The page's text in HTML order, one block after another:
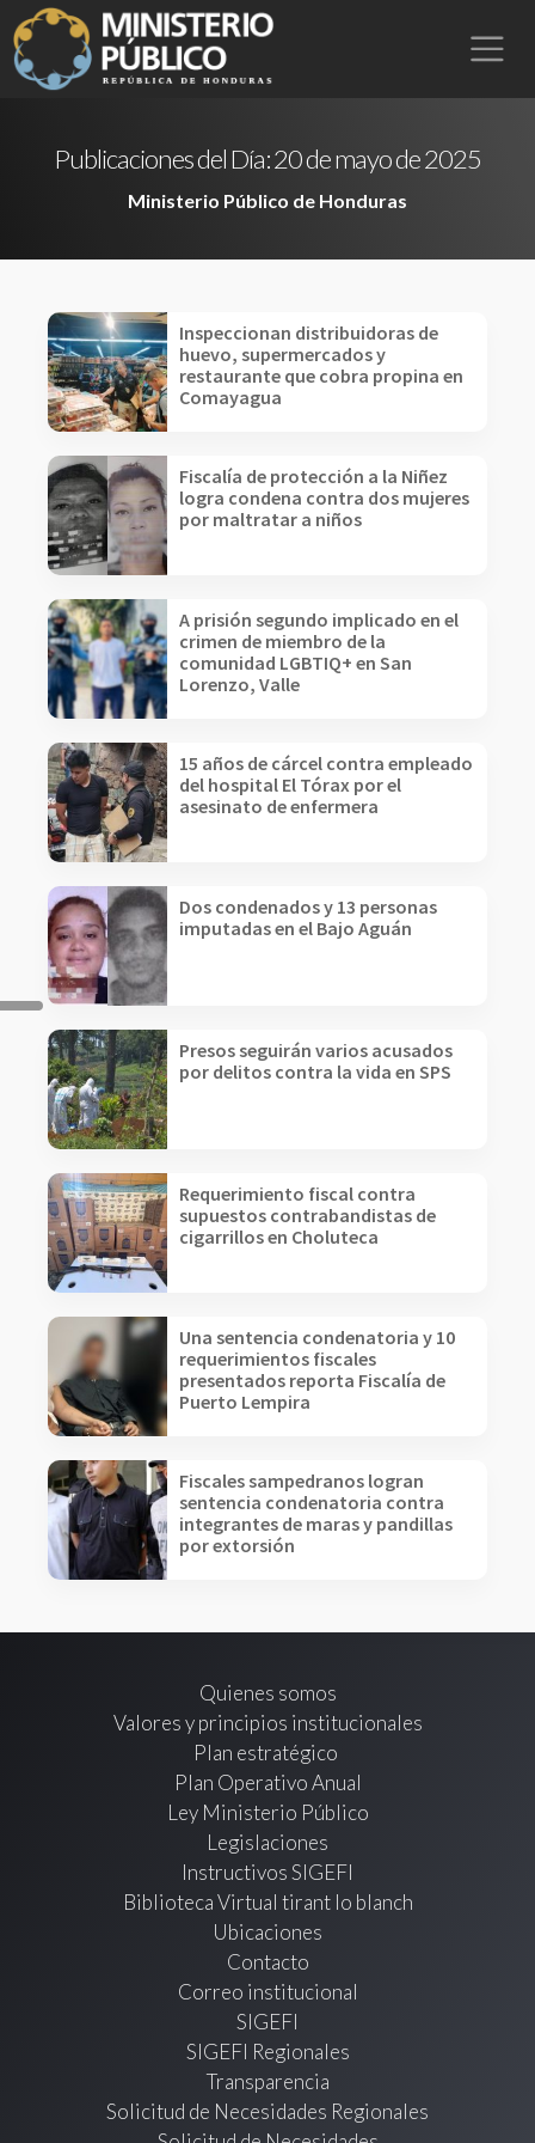
Publicaciones del Día:20 de mayo de 2025
Ministerio Público de Honduras
Inspeccionan distribuidoras de
huevo, supermercados y
restaurante que cobra propina en
Comayagua
Fiscalía de protección a la Niñez
logra condena contra dos mujeres
por maltratar a niños
A prisión segundo implicado en el
crimen de miembro de la
comunidad LGBTIQ+ en San
Lorenzo, Valle
15 años de cárcel contra empleado
del hospital El Tórax por el
asesinato de enfermera
Dos condenados y 13 personas
imputadas en el Bajo Aguán
Presos seguirán varios acusados
por delitos contra la vida en SPS
Requerimiento fiscal contra
supuestos contrabandistas de
cigarrillos en Choluteca
Una sentencia condenatoria y 10
requerimientos fiscales
presentados reporta Fiscalía de
Puerto Lempira
Fiscales sampedranos logran
sentencia condenatoria contra
integrantes de maras y pandillas
por extorsión
Quienes somos
Valores y principios institucionales
Plan estratégico
Plan Operativo Anual
Ley Ministerio Público
Legislaciones
Instructivos SIGEFI
Biblioteca Virtual tirant lo blanch
Ubicaciones
Contacto
Correo institucional
SIGEFI
SIGEFI Regionales
Transparencia
Solicitud de Necesidades Regionales